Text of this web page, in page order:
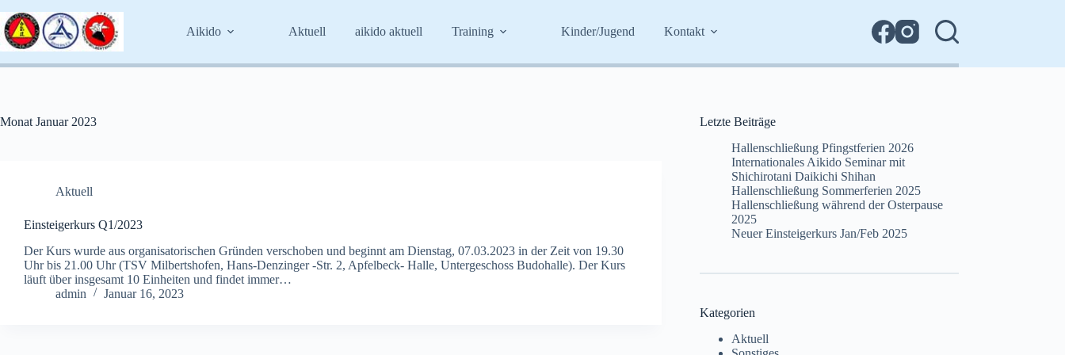
Inhalt
springen
Aikido Aktuell aikido aktuell Training Kinder/Jugend Kontakt
Monat Januar 2023
Aktuell
Einsteigerkurs Q1/2023
Der Kurs wurde aus organisatorischen Gründen verschoben und beginnt am Dienstag, 07.03.2023 in der Zeit von 19.30
Uhr bis 21.00 Uhr (TSV Milbertshofen, Hans-Denzinger -Str. 2, Apfelbeck- Halle, Untergeschoss Budohalle). Der Kurs
läuft über insgesamt 10 Einheiten und findet immer…
admin
Januar 16, 2023
Letzte Beiträge
Hallenschließung Pfingstferien 2026
Internationales Aikido Seminar mit
Shichirotani Daikichi Shihan
Hallenschließung Sommerferien 2025
Hallenschließung während der Osterpause
2025
Neuer Einsteigerkurs Jan/Feb 2025
Kategorien
Aktuell